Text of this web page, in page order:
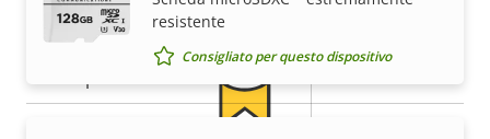
Descrizione
proprietà
Valore
della
proprietà
Lunghezza focaleresistente
Consigliato per questo dispositivo